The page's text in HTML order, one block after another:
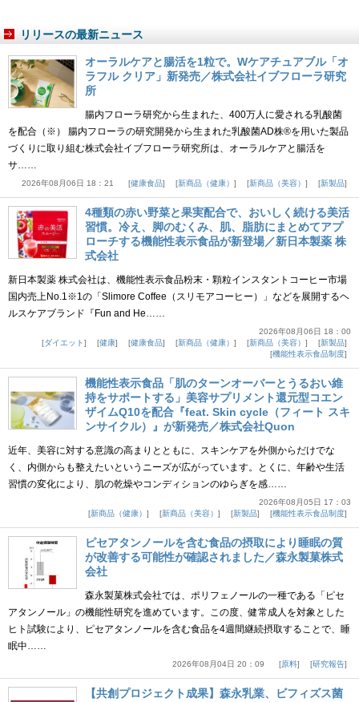
リリースの最新ニュース
オーラルケアと腸活を1粒で。Wケアチュアブル「オ
ラフル クリア」新発売／株式会社イブフローラ研究
所
腸内フローラ研究から生まれた、400万人に愛される乳酸菌
を配合（※） 腸内フローラの研究開発から生まれた乳酸菌AD株®を用いた製品
づくりに取り組む株式会社イブフローラ研究所は、オーラルケアと腸活を
サ……
2026年08月06日 18：21 健康食品 新商品（健康） 新商品（美容） 新製品
4種類の赤い野菜と果実配合で、おいしく続ける美活
習慣。冷え、脚のむくみ、肌、脂肪にまとめてアプ
ローチする機能性表示食品が新登場／新日本製薬 株
式会社
新日本製薬 株式会社は、機能性表示食品粉末・顆粒インスタントコーヒー市場
国内売上No.1※1の「Slimore Coffee（スリモアコーヒー）」などを展開するヘ
ルスケアブランド『Fun and He……
2026年08月06日 18：00
ダイエット
健康 健康食品 新商品（健康） 新商品（美容）
新製品
機能性表示食品制度
機能性表示食品「肌のターンオーバーとうるおい維
持をサポートする」美容サプリメント還元型コエン
ザイムQ10を配合『feat. Skin cycle（フィート スキ
ンサイクル）』が新発売／株式会社Quon
近年、美容に対する意識の高まりとともに、スキンケアを外側からだけでな
く、内側からも整えたいというニーズが広がっています。とくに、年齢や生活
習慣の変化により、肌の乾燥やコンディションのゆらぎを感……
2026年08月05日 17：03
新商品（健康）
新商品（美容） 新製品 機能性表示食品制度
ピセアタンノールを含む食品の摂取により睡眠の質
が改善する可能性が確認されました／森永製菓株式
会社
森永製菓株式会社では、ポリフェノールの一種である「ピセ
アタンノール」の機能性研究を進めています。この度、健常成人を対象とした
ヒト試験により、ピセアタンノールを含む食品を4週間継続摂取することで、睡
眠中……
2026年08月04日 20：09 原料 研究報告
【共創プロジェクト成果】森永乳業、ビフィズス菌